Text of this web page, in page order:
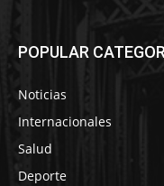
POPULAR
Noticias
Internacionales
Salud
Deporte